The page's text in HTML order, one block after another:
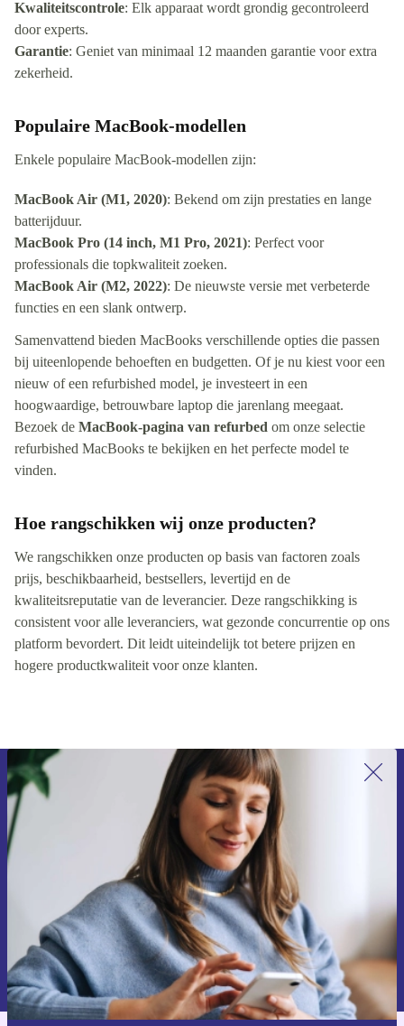
Kwaliteitscontrole: Elk apparaat wordt grondig gecontroleerd
door experts.
Garantie: Geniet van minimaal 12 maanden garantie voor extra
zekerheid.
Populaire MacBook-modellen
Enkele populaire MacBook-modellen zijn:
MacBook Air (M1, 2020): Bekend om zijn prestaties en lange
batterijduur.
MacBook Pro (14 inch, M1 Pro, 2021): Perfect voor
professionals die topkwaliteit zoeken.
MacBook Air (M2, 2022): De nieuwste versie met verbeterde
functies en een slank ontwerp.
Samenvattend bieden MacBooks verschillende opties die passen
bij uiteenlopende behoeften en budgetten. Of je nu kiest voor een
nieuw of een refurbished model, je investeert in een
hoogwaardige, betrouwbare laptop die jarenlang meegaat.
Bezoek de MacBook-pagina van refurbed om onze selectie
refurbished MacBooks te bekijken en het perfecte model te
vinden.
Hoe rangschikken wij onze producten?
We rangschikken onze producten op basis van factoren zoals
prijs, beschikbaarheid, bestsellers, levertijd en de
kwaliteitsreputatie van de leverancier. Deze rangschikking is
consistent voor alle leveranciers, wat gezonde concurrentie op ons
platform bevordert. Dit leidt uiteindelijk tot betere prijzen en
hogere productkwaliteit voor onze klanten.
Meld je aan voor onze nieuwsbrief en
ontvang €15 korting!
Mis nooit meer een aanbieding.
Voucher aanvragen
Informatie over het gebruik van persoonsgegevens vind je in ons
privacybeleid